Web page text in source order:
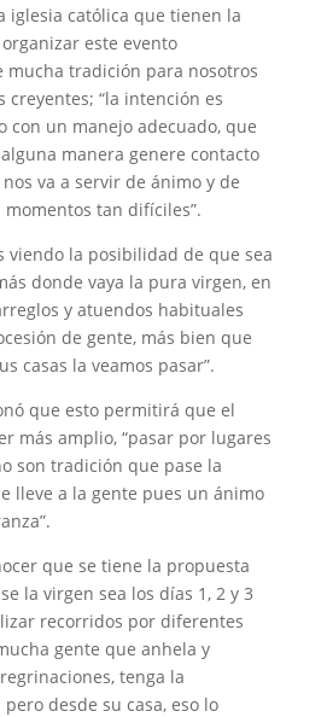
iglesia católica que tienen la
este evento
mucha tradición para nosotros
creyentes; “la intención es
con un manejo adecuado, que
manera genere contacto
va a servir de ánimo y de
tan difíciles”.
viendo la posibilidad de que sea
donde vaya la pura virgen, en
y atuendos habituales
de gente, más bien que
casas la veamos pasar”.
que esto permitirá que el
más amplio, “pasar por lugares
son tradición que pase la
lleve a la gente pues un ánimo
que se tiene la propuesta
la virgen sea los días 1, 2 y 3
recorridos por diferentes
gente que anhela y
tenga la
desde su casa, eso lo